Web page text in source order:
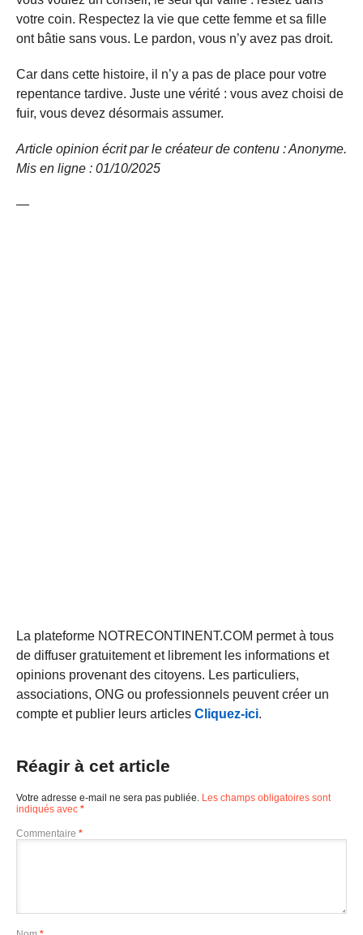
votre coin. Respectez la vie que cette femme et sa fille
ont bâtie sans vous. Le pardon, vous n’y avez pas droit.
Car dans cette histoire, il n’y a pas de place pour votre
repentance tardive. Juste une vérité : vous avez choisi de
fuir, vous devez désormais assumer.
Article opinion écrit par le créateur de contenu : Anonyme.
Mis en ligne : 01/10/2025
—
La plateforme NOTRECONTINENT.COM permet à tous
de diffuser gratuitement et librement les informations et
opinions provenant des citoyens. Les particuliers,
associations, ONG ou professionnels peuvent créer un
compte et publier leurs articles Cliquez-ici.
Réagir à cet article
Votre adresse e-mail ne sera pas publiée. Les champs obligatoires sont
indiqués avec *
Commentaire *